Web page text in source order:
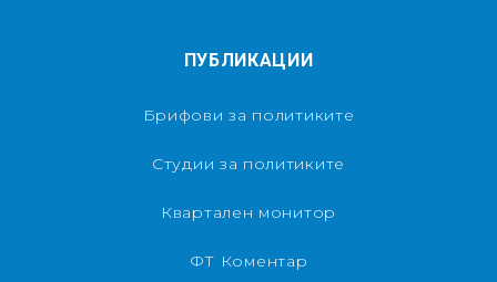
ПУБЛИКАЦИИ
Брифови за политиките
Студии за политиките
Квартален монитор
ФТ Коментар